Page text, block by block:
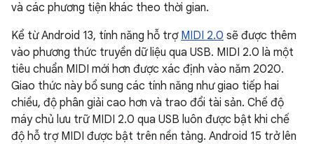
và các phương tiện khác theo thời gian.
Kể từ Android 13, tính năng hỗ trợ MIDI 2.0 sẽ được thêm
vào phương thức truyền dữ liệu qua USB. MIDI 2.0 là một
tiêu chuẩn MIDI mới hơn được xác định vào năm 2020.
Giao thức này bổ sung các tính năng như giao tiếp hai
chiều, độ phân giải cao hơn và trao đổi tài sản. Chế độ
máy chủ lưu trữ MIDI 2.0 qua USB luôn được bật khi chế
độ hỗ trợ MIDI được bật trên nền tảng. Android 15 trở lên